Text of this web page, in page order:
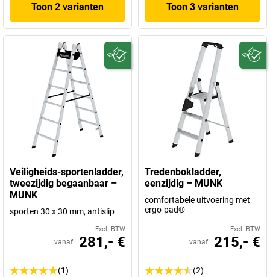
Toon 2 varianten Toon 3 varianten
Veiligheids-sportenladder,
tweezijdig begaanbaar –
MUNK
sporten 30 x 30 mm, antislip
Excl. BTW
vanaf 281,- €
(1)
Tredenbokladder,
eenzijdig – MUNK
comfortabele uitvoering met
ergo-pad®
Excl. BTW
vanaf 215,- €
(2)